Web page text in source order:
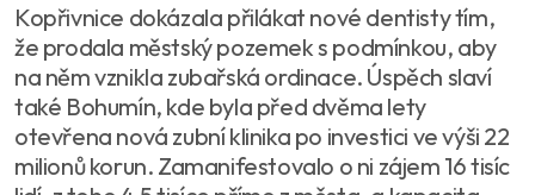
Kopřivnice dokázala přilákat nové dentisty tím,
že prodala městský pozemek s podmínkou, aby
na něm vznikla zubařská ordinace. Úspěch slaví
také Bohumín, kde byla před dvěma lety
otevřena nová zubní klinika po investici ve výši 22
milionů korun. Zamanifestovalo o ni zájem 16 tisíc